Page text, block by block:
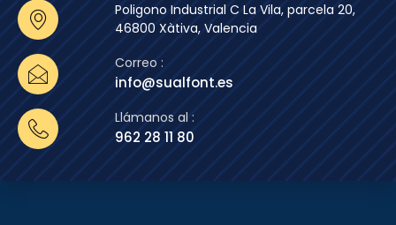
Poligono Industrial C La Vila, parcela 20,
46800 Xàtiva, Valencia
Correo :
info@sualfont.es
Llámanos al :
962 28 11 80